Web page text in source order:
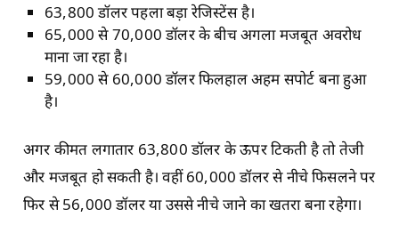
63,800 डॉलर पहला बड़ा रेजिस्टेंस है।
65,000 से 70,000 डॉलर के बीच अगला मजबूत अवरोध
माना जा रहा है।
59,000 से 60,000 डॉलर फिलहाल अहम सपोर्ट बना हुआ
है।
अगर कीमत लगातार 63,800 डॉलर के ऊपर टिकती है तो तेजी
और मजबूत हो सकती है। वहीं 60,000 डॉलर से नीचे फिसलने पर
फिर से 56,000 डॉलर या उससे नीचे जाने का खतरा बना रहेगा।